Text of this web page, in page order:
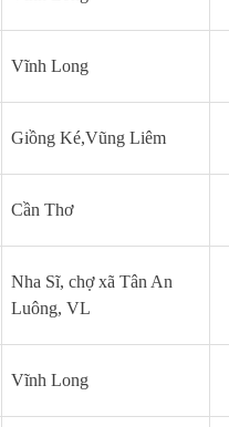
Vĩnh Long
Giồng Ké,Vũng Liêm
Cần Thơ
Nha Sĩ, chợ xã Tân An
Luông, VL
Vĩnh Long